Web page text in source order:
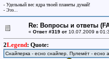
- Удельный вес ядра твоей планеты думай!
- Эээ...
Re: Вопросы и ответы
« Ответ #319 от10.07.2009 в
2Legend: Quote:
Снайперка - есно снайпер. Пулемёт -